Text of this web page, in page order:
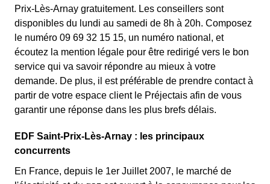
Prix-Lès-Arnay gratuitement. Les conseillers sont
disponibles du lundi au samedi de 8h à 20h. Composez
le numéro 09 69 32 15 15, un numéro national, et
écoutez la mention légale pour être redirigé vers le bon
service qui va savoir répondre au mieux à votre
demande. De plus, il est préférable de prendre contact à
partir de votre espace client le Préjectais afin de vous
garantir une réponse dans les plus brefs délais.
EDF Saint-Prix-Lès-Arnay : les principaux
concurrents
En France, depuis le 1er Juillet 2007, le marché de